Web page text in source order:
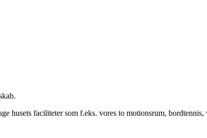
husets faciliteter som f.eks. vores to motionsrum,